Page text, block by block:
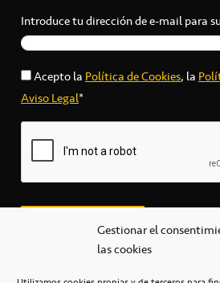
Gestionar el
las cookies
Introduce tu dirección de e-mail para
Acepto laPolítica de Cookies, la
Aviso Legal*